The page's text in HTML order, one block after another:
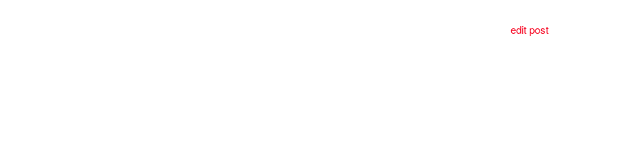
edit post